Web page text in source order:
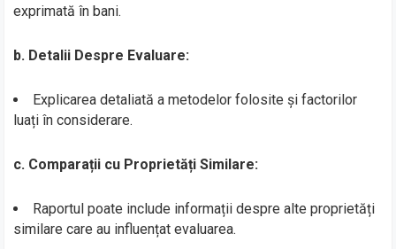
exprimată în bani.
b. Detalii Despre Evaluare:
Explicarea detaliată a metodelor folosite și factorilor
luați în considerare.
c. Comparații cu Proprietăți Similare:
Raportul poate include informații despre alte proprietăți
similare care au influențat evaluarea.